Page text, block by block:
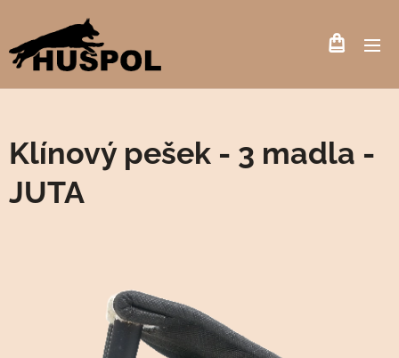
Klínový pešek - 3 madla -
JUTA